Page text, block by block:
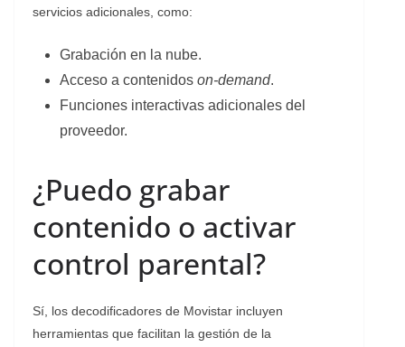
servicios adicionales, como:
Grabación en la nube.
Acceso a contenidos on-demand.
Funciones interactivas adicionales del
proveedor.
¿Puedo grabar
contenido o activar
control parental?
Sí, los decodificadores de Movistar incluyen
herramientas que facilitan la gestión de la